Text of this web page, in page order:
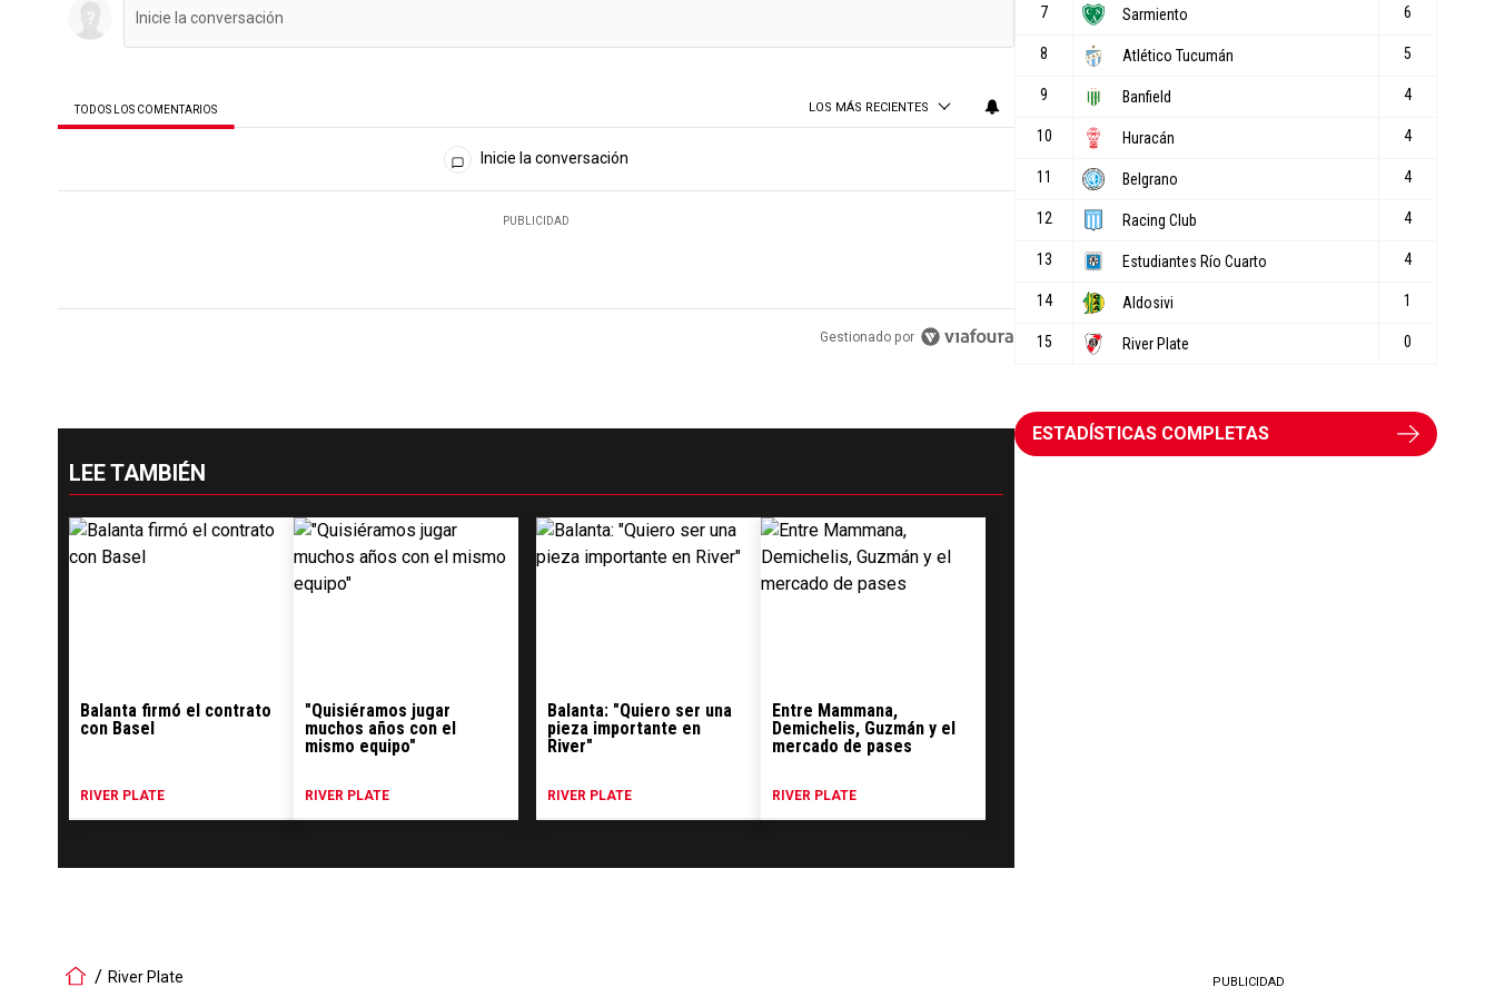
TODOS LOS COMENTARIOS LOS MÁS RECIENTES
Inicie la conversación
PUBLICIDAD
Gestionado por
LEE TAMBIÉN
Balanta firmó el contrato
con Basel
RIVER PLATE
"Quisiéramos jugar
muchos años con el
mismo equipo"
RIVER PLATE
Balanta: "Quiero ser una
pieza importante en
River"
RIVER PLATE
Entre Mammana,
Demichelis, Guzmán y el
mercado de pases
RIVER PLATE
ESTADÍSTICAS COMPLETAS
River Plate PUBLICIDAD